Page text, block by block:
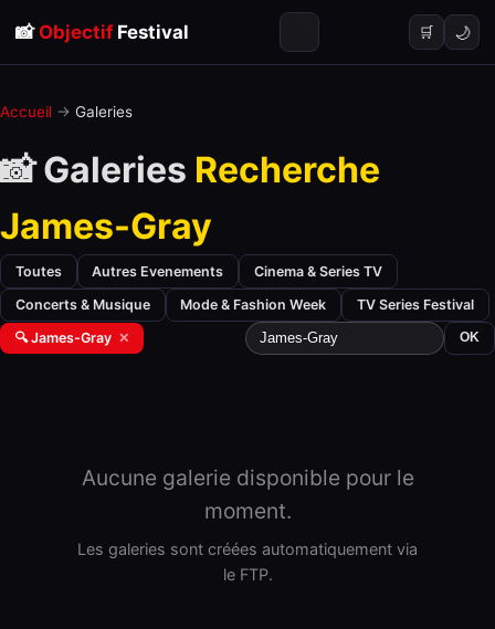
📸 ObjectifFestival 🛒 🌙
Accueil → Galeries
📸 Galeries Recherche
James-Gray
Toutes Autres Evenements Cinema & Series TV
Concerts & Musique Mode & Fashion Week TV Series Festival
🔍 James-Gray ✕ OK
Aucune galerie disponible pour le
moment.
Les galeries sont créées automatiquement via
le FTP.